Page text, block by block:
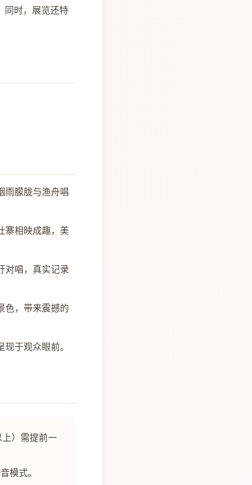
同时，展览还特
雨朦胧与渔舟唱
寨相映成趣，美
对唱，真实记录
色，带来震撼的
于观众眼前。
）需提前一
模式。